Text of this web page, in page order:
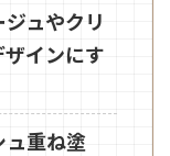
ュやクリ
インにす
ュ重ね塗